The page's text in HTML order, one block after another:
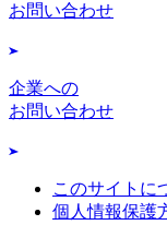
お問い合わせ
企業への
お問い合わせ
このサイトに
個人情報保護